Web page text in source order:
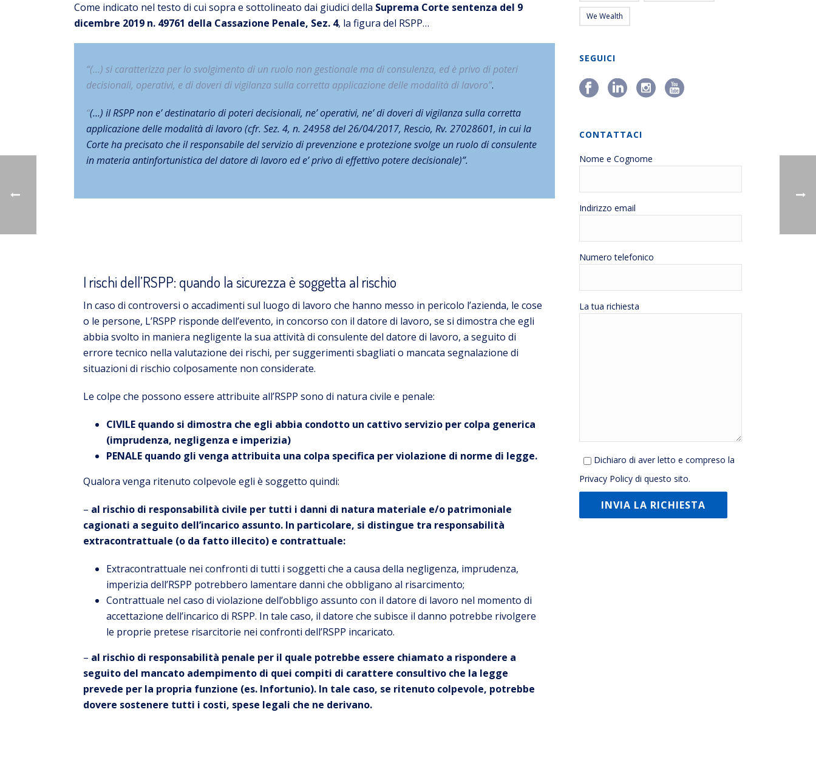
Come indicato nel testo di cui sopra e sottolineato dai giudici della Suprema Corte sentenza del 9
dicembre 2019 n. 49761 della Cassazione Penale, Sez. 4, la figura del RSPP…
“(…) si caratterizza per lo svolgimento di un ruolo non gestionale ma di consulenza, ed è privo di poteri
decisionali, operativi, e di doveri di vigilanza sulla corretta applicazione delle modalità di lavoro”.
“(…) il RSPP non e’ destinatario di poteri decisionali, ne’ operativi, ne’ di doveri di vigilanza sulla corretta
applicazione delle modalità di lavoro (cfr. Sez. 4, n. 24958 del 26/04/2017, Rescio, Rv. 27028601, in cui la
Corte ha precisato che il responsabile del servizio di prevenzione e protezione svolge un ruolo di consulente
in materia antinfortunistica del datore di lavoro ed e’ privo di effettivo potere decisionale)”.
I rischi dell’RSPP: quando la sicurezza è soggetta al rischio
In caso di controversi o accadimenti sul luogo di lavoro che hanno messo in pericolo l’azienda, le cose
o le persone, L’RSPP risponde dell’evento, in concorso con il datore di lavoro, se si dimostra che egli
abbia svolto in maniera negligente la sua attività di consulente del datore di lavoro, a seguito di
errore tecnico nella valutazione dei rischi, per suggerimenti sbagliati o mancata segnalazione di
situazioni di rischio colposamente non considerate.
Le colpe che possono essere attribuite all’RSPP sono di natura civile e penale:
CIVILE quando si dimostra che egli abbia condotto un cattivo servizio per colpa generica
(imprudenza, negligenza e imperizia)
PENALE quando gli venga attribuita una colpa specifica per violazione di norme di legge.
Qualora venga ritenuto colpevole egli è soggetto quindi:
– al rischio di responsabilità civile per tutti i danni di natura materiale e/o patrimoniale
cagionati a seguito dell’incarico assunto. In particolare, si distingue tra responsabilità
extracontrattuale (o da fatto illecito) e contrattuale:
Extracontrattuale nei confronti di tutti i soggetti che a causa della negligenza, imprudenza,
imperizia dell’RSPP potrebbero lamentare danni che obbligano al risarcimento;
Contrattuale nel caso di violazione dell’obbligo assunto con il datore di lavoro nel momento di
accettazione dell’incarico di RSPP. In tale caso, il datore che subisce il danno potrebbe rivolgere
le proprie pretese risarcitorie nei confronti dell’RSPP incaricato.
– al rischio di responsabilità penale per il quale potrebbe essere chiamato a rispondere a
seguito del mancato adempimento di quei compiti di carattere consultivo che la legge
prevede per la propria funzione (es. Infortunio). In tale caso, se ritenuto colpevole, potrebbe
dovere sostenere tutti i costi, spese legali che ne derivano.
We Wealth
SEGUICI
CONTATTACI
Nome e Cognome
Indirizzo email
Numero telefonico
La tua richiesta
Dichiaro di aver letto e compreso la
Privacy Policy di questo sito.